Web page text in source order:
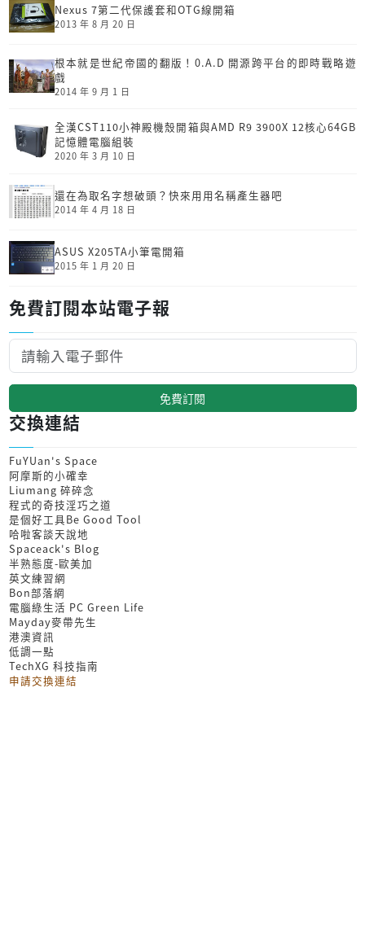
Nexus 7第二代保護套和OTG線開箱
2013 年 8 月 20 日
根本就是世紀帝國的翻版！0.A.D 開源跨平台的即時戰略遊
戲
2014 年 9 月 1 日
全漢CST110小神殿機殼開箱與AMD R9 3900X 12核心64GB
記憶體電腦組裝
2020 年 3 月 10 日
還在為取名字想破頭？快來用用名稱產生器吧
2014 年 4 月 18 日
ASUS X205TA小筆電開箱
2015 年 1 月 20 日
免費訂閱本站電子報
免費訂閱
交換連結
FuYUan's Space
阿摩斯的小確幸
Liumang 碎碎念
程式的奇技淫巧之道
是個好工具Be Good Tool
哈啦客談天說地
Spaceack's Blog
半熟態度-歐美加
英文練習網
Bon部落網
電腦綠生活 PC Green Life
Mayday麥帶先生
港澳資訊
低調一點
TechXG 科技指南
申請交換連結